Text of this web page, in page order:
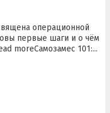
операционной
первые шаги и о чём
moreСамозамес 101:...